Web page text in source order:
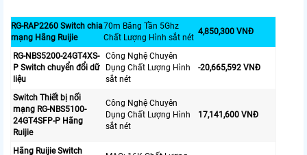
RG-RAP2260 Switch chia
mạng Hãng Ruijie
70m Băng Tần 5Ghz
Chất Lượng Hình sắt nét
4,850,300 VNĐ
RG-NBS5200-24GT4XS-
P Switch chuyển đổi dữ
liệu
Công Nghệ Chuyên
Dụng Chất Lượng Hình
sắt nét
-20,665,592 VNĐ
Switch Thiết bị nối
mạng RG-NBS5100-
24GT4SFP-P Hãng
Ruijie
Công Nghệ Chuyên
Dụng Chất Lượng Hình
sắt nét
17,141,600 VNĐ
Hãng Ruijie Switch